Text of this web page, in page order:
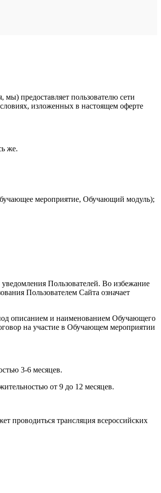
предоставляет пользователю сети
изложенных в настоящем оферте
же.
мероприятие, Обучающий модуль);
Пользователей. Во избежание
Пользователем Сайта означает
описанием и наименованием Обучающего
на участие в Обучающем мероприятии
3-6 месяцев.
от 9 до 12 месяцев.
проводиться трансляция всероссийских